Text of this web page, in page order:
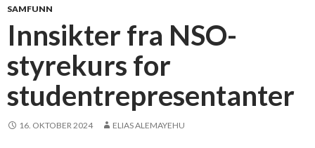
SAMFUNN
Innsikter fra NSO-
styrekurs for
studentrepresentanter
16. OKTOBER 2024 ELIAS ALEMAYEHU